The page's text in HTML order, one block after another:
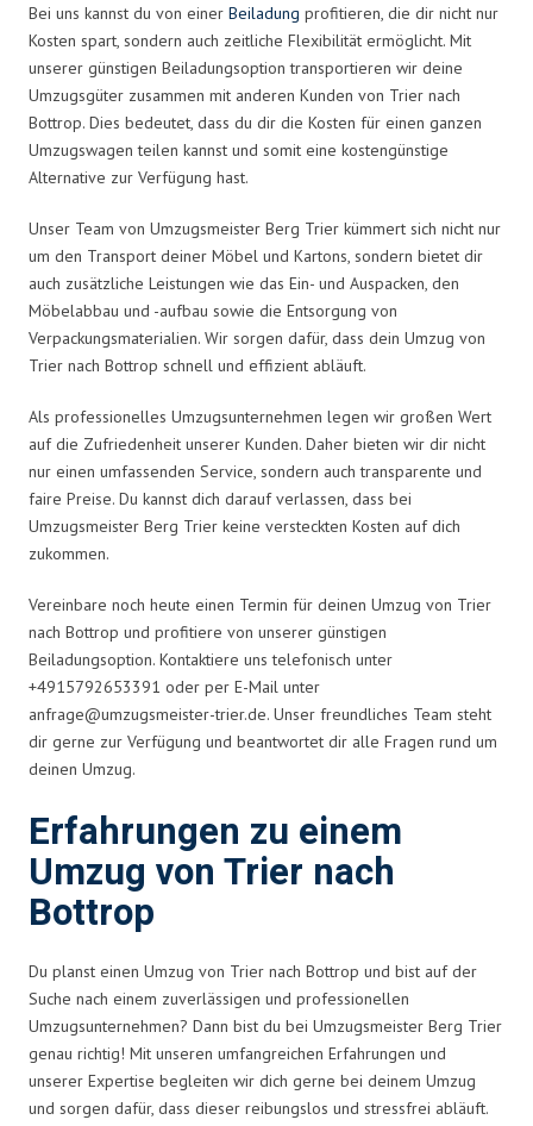
Bei uns kannst du von einer Beiladung profitieren, die dir nicht nur
Kosten spart, sondern auch zeitliche Flexibilität ermöglicht. Mit
unserer günstigen Beiladungsoption transportieren wir deine
Umzugsgüter zusammen mit anderen Kunden von Trier nach
Bottrop. Dies bedeutet, dass du dir die Kosten für einen ganzen
Umzugswagen teilen kannst und somit eine kostengünstige
Alternative zur Verfügung hast.
Unser Team von Umzugsmeister Berg Trier kümmert sich nicht nur
um den Transport deiner Möbel und Kartons, sondern bietet dir
auch zusätzliche Leistungen wie das Ein- und Auspacken, den
Möbelabbau und -aufbau sowie die Entsorgung von
Verpackungsmaterialien. Wir sorgen dafür, dass dein Umzug von
Trier nach Bottrop schnell und effizient abläuft.
Als professionelles Umzugsunternehmen legen wir großen Wert
auf die Zufriedenheit unserer Kunden. Daher bieten wir dir nicht
nur einen umfassenden Service, sondern auch transparente und
faire Preise. Du kannst dich darauf verlassen, dass bei
Umzugsmeister Berg Trier keine versteckten Kosten auf dich
zukommen.
Vereinbare noch heute einen Termin für deinen Umzug von Trier
nach Bottrop und profitiere von unserer günstigen
Beiladungsoption. Kontaktiere uns telefonisch unter
+4915792653391 oder per E-Mail unter
anfrage@umzugsmeister-trier.de. Unser freundliches Team steht
dir gerne zur Verfügung und beantwortet dir alle Fragen rund um
deinen Umzug.
Erfahrungen zu einem
Umzug von Trier nach
Bottrop
Du planst einen Umzug von Trier nach Bottrop und bist auf der
Suche nach einem zuverlässigen und professionellen
Umzugsunternehmen? Dann bist du bei Umzugsmeister Berg Trier
genau richtig! Mit unseren umfangreichen Erfahrungen und
unserer Expertise begleiten wir dich gerne bei deinem Umzug
und sorgen dafür, dass dieser reibungslos und stressfrei abläuft.